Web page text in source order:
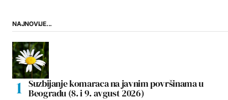
NAJNOVIJE...
Suzbijanje komaraca na javnim površinama u
Beogradu (8. i 9. avgust 2026)